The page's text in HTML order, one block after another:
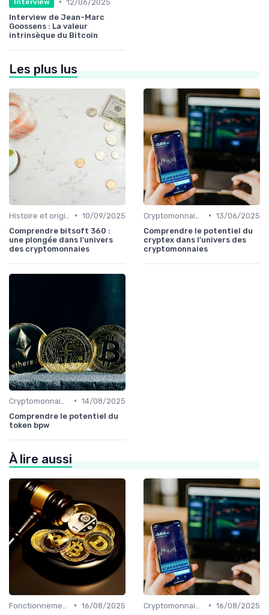
Interview
12/06/2025
Interview de Jean-Marc
Goossens : La valeur
intrinsèque du Bitcoin
Les plus lus
• 10/09/2025
Comprendre bitsoft 360 :
une plongée dans l'univers
des cryptomonnaies
• 13/06/2025
Comprendre le potentiel du
cryptex dans l'univers des
cryptomonnaies
• 14/08/2025
Comprendre le potentiel du
token bpw
À lire aussi
• 16/08/2025
• 16/08/2025